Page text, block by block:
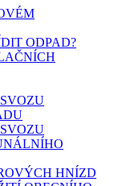
ODPAD?
HNÍZD